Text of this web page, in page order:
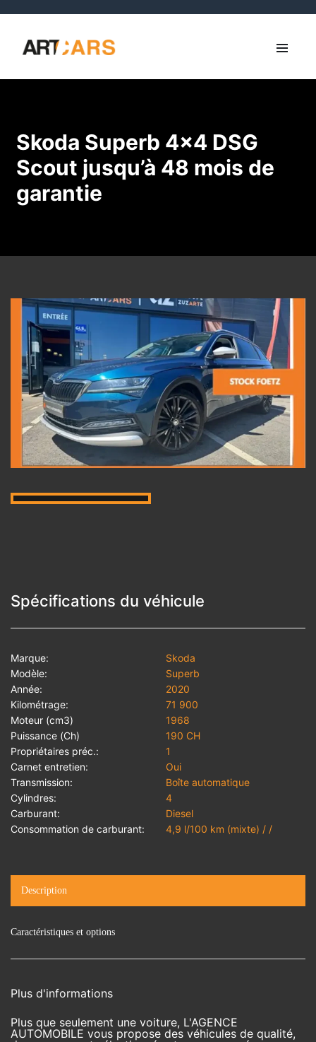
Skoda Superb 4×4 DSG
Scout jusqu’à 48 mois de
garantie
Spécifications du véhicule
Marque:
Skoda
Modèle:
Superb
Année:
2020
Kilométrage:
71 900
Moteur (cm3)
1968
Puissance (Ch)
190 CH
Propriétaires préc.:
1
Carnet entretien:
Oui
Transmission:
Boîte automatique
Cylindres:
4
Carburant:
Diesel
Consommation de carburant:
4,9 l/100 km (mixte) / /
Description
Caractéristiques et options
Plus d'informations
Plus que seulement une voiture, L'AGENCE
AUTOMOBILE vous propose des véhicules de qualité,